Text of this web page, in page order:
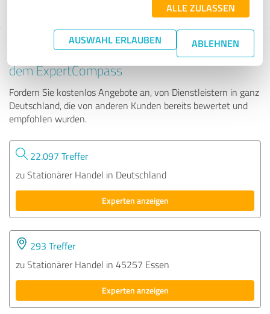
ALLE ZULASSEN
AUSWAHL ERLAUBEN ABLEHNEN
Tipp: Die passenden Experten finden - mit
dem ExpertCompass
Fordern Sie kostenlos Angebote an, von Dienstleistern in ganz
Deutschland, die von anderen Kunden bereits bewertet und
empfohlen wurden.
22.097 Treffer
zu Stationärer Handel in Deutschland
Experten anzeigen
293 Treffer
zu Stationärer Handel in 45257 Essen
Experten anzeigen